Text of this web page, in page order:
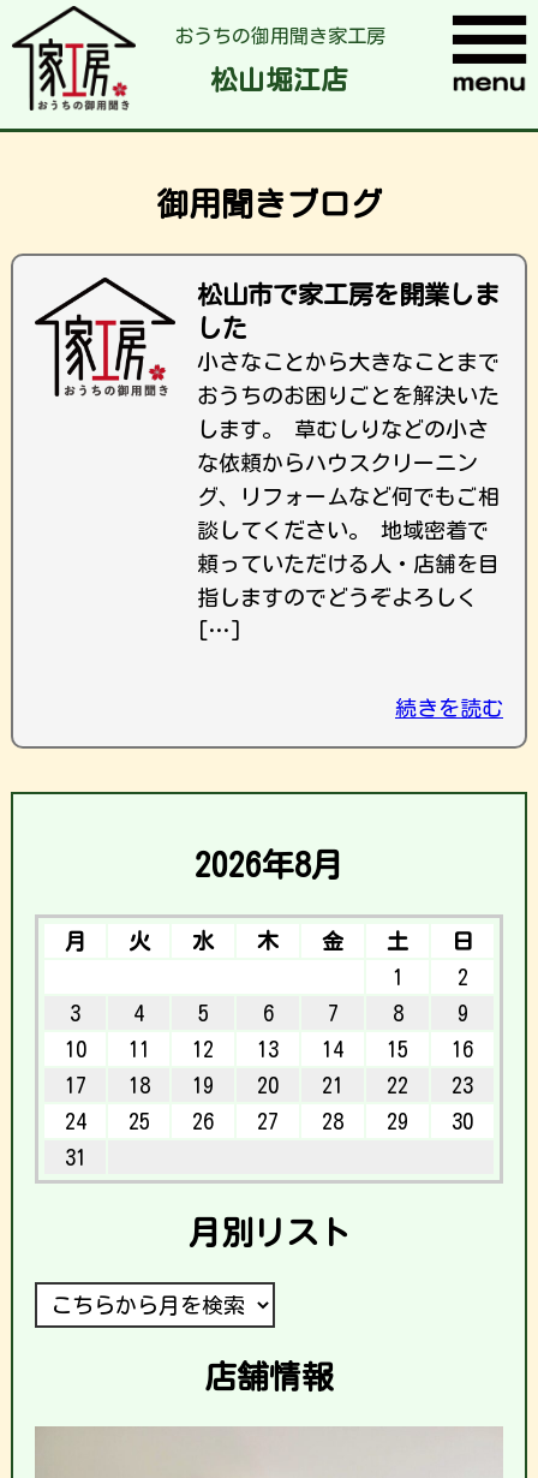
おうちの御用聞き家工房
松山堀江店
御用聞きブログ
松山市で家工房を開業しま
した
小さなことから大きなことまで
おうちのお困りごとを解決いた
します。 草むしりなどの小さ
な依頼からハウスクリーニン
グ、リフォームなど何でもご相
談してください。 地域密着で
頼っていただける人・店舗を目
指しますのでどうぞよろしく
[…]
続きを読む
2026年8月
月 火 水 木 金 土
日
1
2
3
4 5 6 7 8
9
10
11 12 13 14 15
16
17
18 19 20 21 22
23
24
25 26 27 28 29
30
31
月別リスト
店舗情報